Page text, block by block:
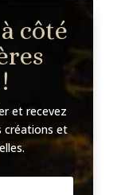
côté
et recevez
créations et